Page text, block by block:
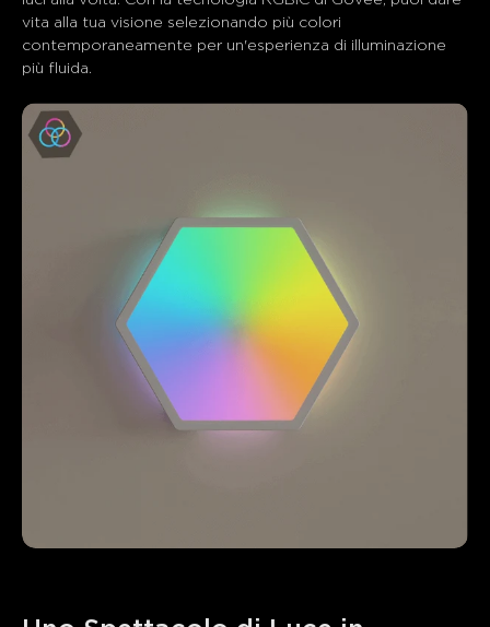
vita alla tua visione selezionando più colori
contemporaneamente per un'esperienza di illuminazione
più fluida.
I clienti menzionano Positivo Negativo
Riassunto：